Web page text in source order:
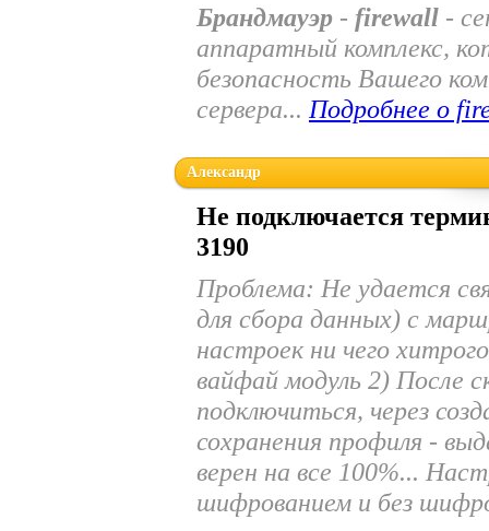
Брандмауэр - firewall -
аппаратный комплекс,
безопасность Вашего
сервера... Подробнее о
Не подключается
3190
Проблема:
Александр
Не удается
для сбора данных) с
настроек ни чего
вайфай модуль 2) После
подключиться, через
сохранения профиля -
верен на все 100%...
шифрованием и без